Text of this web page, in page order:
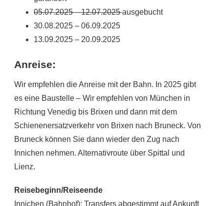
05.07.2025 – 12.07.2025ausgebucht
30.08.2025 – 06.09.2025
13.09.2025 – 20.09.2025
Anreise:
Wir empfehlen die Anreise mit der Bahn. In 2025 gibt
es eine Baustelle – Wir empfehlen von München in
Richtung Venedig bis Brixen und dann mit dem
Schienenersatzverkehr von Brixen nach Bruneck. Von
Bruneck können Sie dann wieder den Zug nach
Innichen nehmen. Alternativroute über Spittal und
Lienz.
Reisebeginn/Reiseende
Innichen (Bahnhof): Transfers abgestimmt auf Ankunft